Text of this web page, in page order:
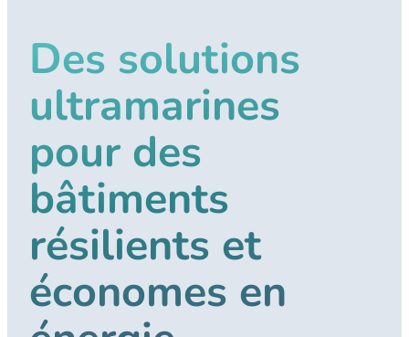
Des solutions
ultramarines
pour des
bâtiments
résilients et
économes en